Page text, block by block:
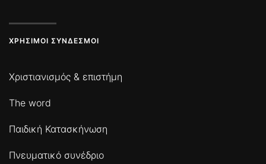
ΧΡΉΣΙΜΟΙ ΣΎΝΔΕΣΜΟΙ
Χριστιανισμός & επιστήμη
The word
Παιδική Κατασκήνωση
Πνευματικό συνέδριο